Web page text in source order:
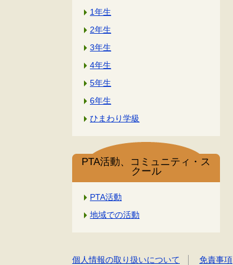
1年生
2年生
3年生
4年生
5年生
6年生
ひまわり学級
PTA活動、コミュニティ・ス
クール
PTA活動
地域での活動
個人情報の取り扱いについて 免責事項